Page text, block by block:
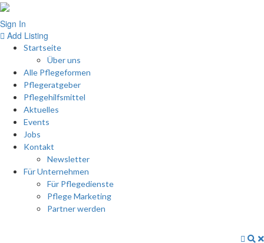
Sign In
Add Listing
Startseite
Über uns
Alle Pflegeformen
Pflegeratgeber
Pflegehilfsmittel
Aktuelles
Events
Jobs
Kontakt
Newsletter
Für Unternehmen
Für Pflegedienste
Pflege Marketing
Partner werden